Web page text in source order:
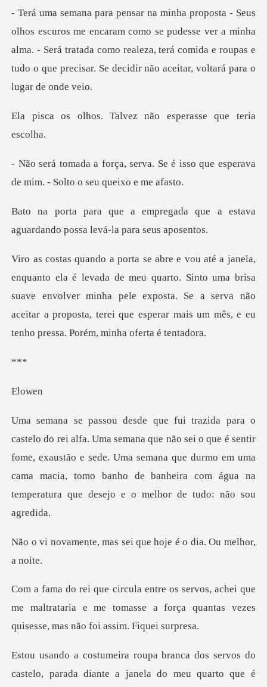
omo se pudesse ver a minha
alma. - Será tratada como realeza, terá comida e roupa
Talvez não esperasse
. Se é isso que esperava
de mim.
ada que a estava
aguardando pos
quarto. Sinto uma brisa
suave envolver minha pele exposta. Se a serva não
aceitar a pro
*
ow
sei o que é sentir
fome, exaustão e sede. Uma semana que durmo em uma
cama macia, tomo b
as sei que hoje é o d
ei que
me maltrataria e me tomasse a força quantas
do meu quarto que é